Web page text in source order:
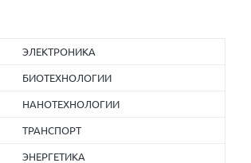
ЭЛЕКТРОНИКА
БИОТЕХНОЛОГИИ
НАНОТЕХНОЛОГИИ
ТРАНСПОРТ
ЭНЕРГЕТИКА